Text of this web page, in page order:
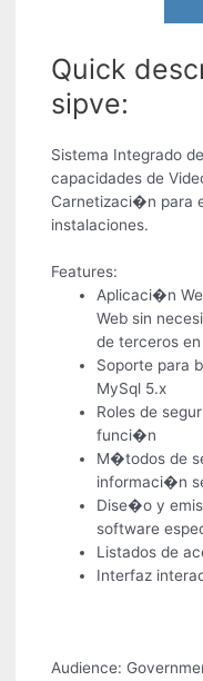
Quick
sipve:
Sistema Integrado
capacidades de
Carnetizaci�n para
instalaciones.
Features:
Aplicaci�n
Web sin
de terceros
Soporte para
MySql 5.x
Roles de
funci�n
M�todos de
informaci�n
Dise�o y
software
Listados de
Interfaz
Audience: